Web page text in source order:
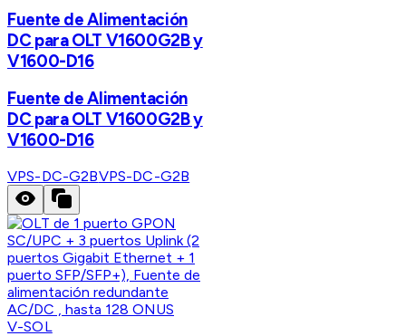
Fuente de Alimentación
DC para OLT V1600G2B y
V1600-D16
Fuente de Alimentación
DC para OLT V1600G2B y
V1600-D16
VPS-DC-G2BVPS-DC-G2B
V-SOL